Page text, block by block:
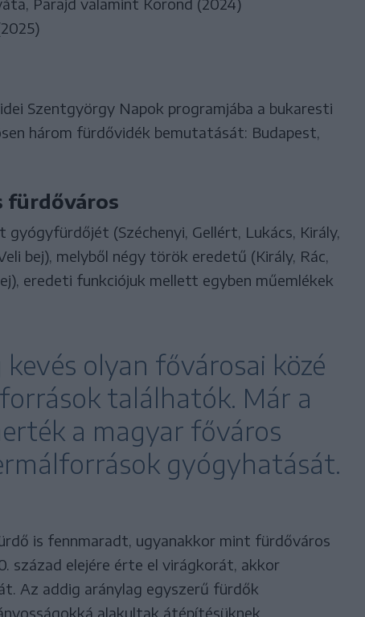
Szentgyörgy Napok programjába a bukaresti
három fürdővidék bemutatását: Budapest,
fürdőváros
(Széchenyi, Gellért, Lukács, Király,
bej), melyből négy török eredetű (Király, Rác,
eredeti funkciójuk mellett egyben műemlékek
olyan fővárosai közé
találhatók. Már a
a magyar főváros
gyógyhatását.
is fennmaradt, ugyanakkor mint fürdőváros
század elejére érte el virágkorát, akkor
Az addig aránylag egyszerű fürdők
alakultak átépítésüknek